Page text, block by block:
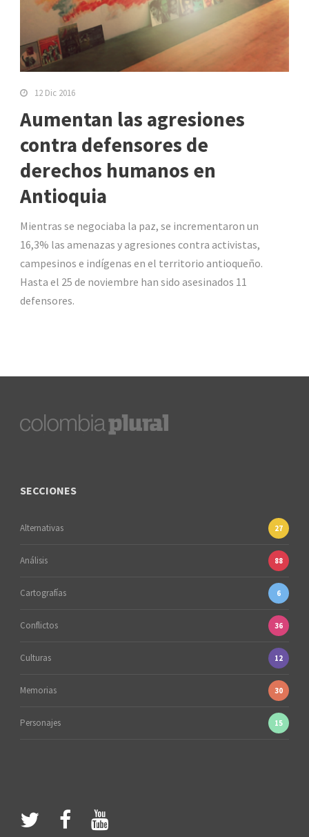
12 Dic 2016
Aumentan las agresiones
contra defensores de
derechos humanos en
Antioquia
Mientras se negociaba la paz, se incrementaron un
16,3% las amenazas y agresiones contra activistas,
campesinos e indígenas en el territorio antioqueño.
Hasta el 25 de noviembre han sido asesinados 11
defensores.
SECCIONES
Alternativas 27
Análisis 88
Cartografías 6
Conflictos 36
Culturas 12
Memorias 30
Personajes 15